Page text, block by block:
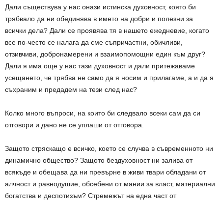
Дали съществува у нас онази истинска духовност, която би
трябвало да ни обединява в името на добри и полезни за
всички дела? Дали се проявява тя в нашето ежедневие, когато
все по-често се налага да сме съпричастни, обичливи,
отзивчиви, добронамерени и взаимопомощни един към друг?
Дали я има още у нас тази духовност и дали притежаваме
усещането, че трябва не само да я носим и прилагаме, а и да я
съхраним и предадем на тези след нас?
Колко много въпроси, на които би следвало всеки сам да си
отговори и дано не се уплаши от отговора.
Защото стряскащо е всичко, което се случва в съвременното ни
динамично общество? Защото бездуховност ни залива от
всякъде и обещава да ни превърне в живи твари обладани от
алчност и равнодушие, обсебени от мании за власт, материални
богатства и деспотизъм? Стремежът на една част от